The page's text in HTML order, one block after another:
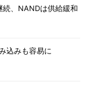
、NANDは供給緩和
込みも容易に